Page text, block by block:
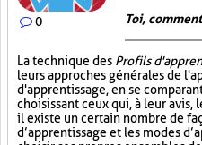
0 Toi,
La technique des Profils
leurs approches générales de
d'apprentissage, en se
choisissant ceux qui, à leur avis,
il existe un certain nombre de
d’apprentissage et les modes